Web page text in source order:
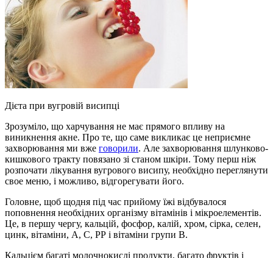
Дієта при вугровій висипці
Зрозуміло, що харчування не має прямого впливу на
виникнення акне. Про те, що саме викликає це неприємне
захворювання ми вже говорили. Але захворювання шлунково-
кишкового тракту повязано зі станом шкіри. Тому перш ніж
розпочати лікування вугрового висипу, необхідно переглянути
свое меню, і можливо, відгорегувати його.
Головне, щоб щодня під час прийому їжі відбувалося
поповнення необхідних організму вітамінів і мікроелементів.
Це, в першу чергу, кальцій, фосфор, калій, хром, сірка, селен,
цинк, вітаміни, А, С, РР і вітаміни групи В.
Кальцієм багаті молочнокислі продукти, багато фруктів і